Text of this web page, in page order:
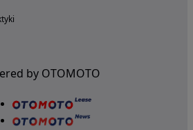
by OTOMOTO